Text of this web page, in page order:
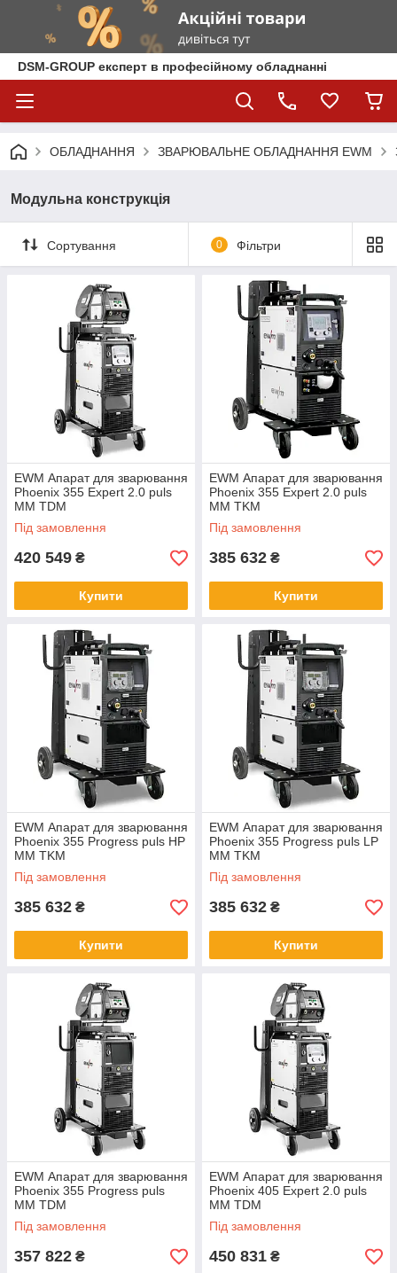
DSM-GROUP експерт в професійному обладнанні
ОБЛАДНАННЯ ЗВАРЮВАЛЬНЕ ОБЛАДНАННЯ EWM
Модульна конструкція
Сортування 0 Фільтри
EWM Апарат для зварювання
Phoenix 355 Expert 2.0 puls
MM TDM
Під замовлення
420 549 ₴
Купити
EWM Апарат для зварювання
Phoenix 355 Expert 2.0 puls
MM TKM
Під замовлення
385 632 ₴
Купити
EWM Апарат для зварювання
Phoenix 355 Progress puls HP
MM TKM
Під замовлення
385 632 ₴
Купити
EWM Апарат для зварювання
Phoenix 355 Progress puls LP
MM TKM
Під замовлення
385 632 ₴
Купити
EWM Апарат для зварювання
Phoenix 355 Progress puls
MM TDM
Під замовлення
357 822 ₴
EWM Апарат для зварювання
Phoenix 405 Expert 2.0 puls
MM TDM
Під замовлення
450 831 ₴